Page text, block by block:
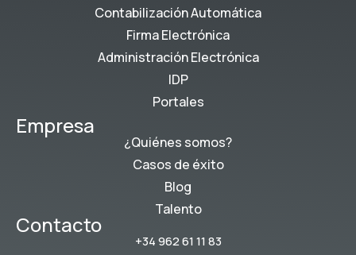
Contabilización Automática
Firma Electrónica
Administración Electrónica
IDP
Portales
Empresa
¿Quiénes somos?
Casos de éxito
Blog
Talento
Contacto
+34 962 61 11 83